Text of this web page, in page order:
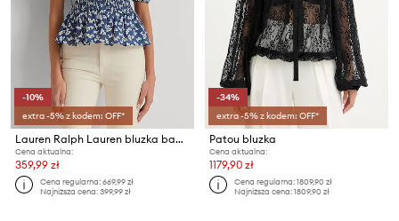
-10%
extra -5% z kodem: OFF*
Lauren Ralph Lauren bluzka bawełniana
Cena aktualna:
359,99 zł
Cena regularna:669,99 zł
Najniższa cena:399,99 zł
-34%
extra -5% z kodem: OFF*
Patou bluzka
Cena aktualna:
1179,90 zł
Cena regularna:1809,90 zł
Najniższa cena:1809,90 zł